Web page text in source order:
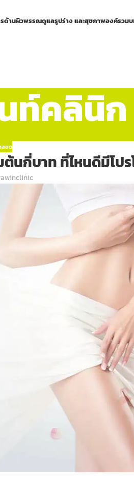
ด้านผิวพรรณดูแลรูปร่าง และสุขภาพองค์รวม
ท์คลินิก
ลอด
นกี่บาท ที่ไหนดีมีโป